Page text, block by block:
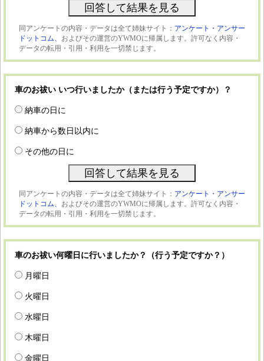
同アンケートの内容・データは全て姉妹サイト： アンケート・アンサー
ドットコム、 およびその運営のYWMOに帰属します。許可なく内容・
データの転用・引用・利用を一切禁じます。
車のお祓い いつ行いましたか（または行う予定ですか）？
納車の日に
納車から数日以内に
その他の日に
同アンケートの内容・データは全て姉妹サイト： アンケート・アンサー
ドットコム、 およびその運営のYWMOに帰属します。許可なく内容・
データの転用・引用・利用を一切禁じます。
車のお祓い何曜日に行いましたか？（行う予定ですか？）
月曜日
火曜日
水曜日
木曜日
金曜日